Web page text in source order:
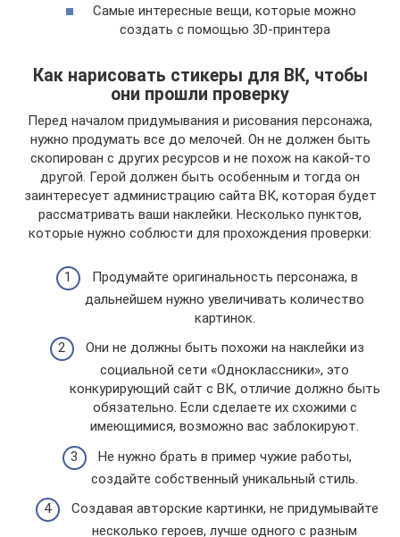
Самые интересные вещи, которые можно
создать с помощью 3D-принтера
Как нарисовать стикеры для ВК, чтобы
они прошли проверку
Перед началом придумывания и рисования персонажа,
нужно продумать все до мелочей. Он не должен быть
скопирован с других ресурсов и не похож на какой-то
другой. Герой должен быть особенным и тогда он
заинтересует администрацию сайта ВК, которая будет
рассматривать ваши наклейки. Несколько пунктов,
которые нужно соблюсти для прохождения проверки:
Продумайте оригинальность персонажа, в
дальнейшем нужно увеличивать количество
картинок.
Они не должны быть похожи на наклейки из
социальной сети «Одноклассники», это
конкурирующий сайт с ВК, отличие должно быть
обязательно. Если сделаете их схожими с
имеющимися, возможно вас заблокируют.
Не нужно брать в пример чужие работы,
создайте собственный уникальный стиль.
Создавая авторские картинки, не придумывайте
несколько героев, лучше одного с разным